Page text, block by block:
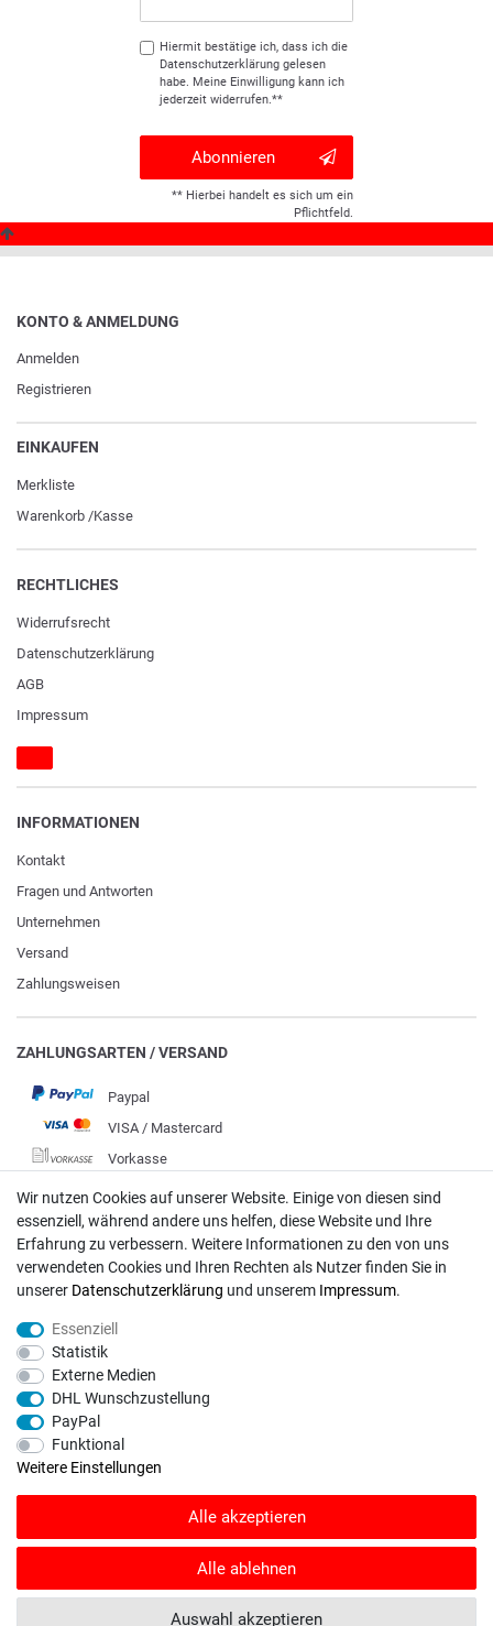
Hiermit bestätige ich, dass ich die
Daten­schutz­erklärunggelesen
habe. Meine Einwilligung kann ich
jederzeit widerrufen.**
Abonnieren
** Hierbei handelt es sich um ein
Pflichtfeld.
KONTO & ANMELDUNG
Anmelden
Registrieren
EINKAUFEN
Merkliste
Warenkorb /Kasse
RECHTLICHES
Widerrufs­recht
Daten­schutz­erklärung
AGB
Impressum
INFORMATIONEN
Kontakt
Fragen und Antworten
Unternehmen
Versand
Zahlungsweisen
ZAHLUNGSARTEN / VERSAND
Paypal
VISA / Mastercard
Vorkasse
DHL
Deutsche Post
Bei Fragen wenden Sie sich direkt an unser Service-Team.
info@rasentraktoren-motoren.de
MA-Versand GmbH, 53925 Kall, In der Laach 1-3
SHOPVOTE Bewertungen. SHOPVOTE setzt automatische und manuelle
© Copyright 2026 | Alle Rechte vorbehalten. - Rasentraktoren-Motoren | Realisation
Wir nutzen Cookies auf unserer Website. Einige von diesen sind
essenziell, während andere uns helfen, diese Website und Ihre
Erfahrung zu verbessern. Weitere Informationen zu den von uns
verwendeten Cookies und Ihren Rechten als Nutzer finden Sie in
unserer Daten­schutz­erklärung und unserem Impressum.
Essenziell
Statistik
Externe Medien
DHL Wunschzustellung
PayPal
Funktional
Weitere Einstellungen
Alle akzeptieren
Alle ablehnen
Auswahl akzeptieren